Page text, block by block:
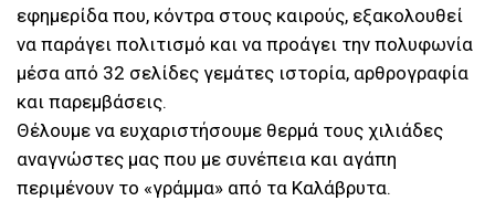
εφημερίδα που, κόντρα στους καιρούς, εξακολουθεί
να παράγει πολιτισμό και να προάγει την πολυφωνία
μέσα από 32 σελίδες γεμάτες ιστορία, αρθρογραφία
και παρεμβάσεις.
Θέλουμε να ευχαριστήσουμε θερμά τους χιλιάδες
αναγνώστες μας που με συνέπεια και αγάπη
περιμένουν το «γράμμα» από τα Καλάβρυτα.